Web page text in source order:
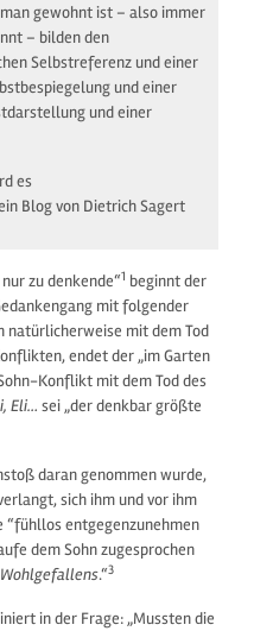
gewohnt ist – also immer
– bilden den
Selbstreferenz und einer
und einer
und einer
es
Blog von Dietrich Sagert
zu denkende“1 beginnt der
mit folgender
natürlicherweise mit dem Tod
endet der „im Garten
Konflikt mit dem Tod des
Eli… sei „der denkbar größte
daran genommen wurde,
sich ihm und vor ihm
“fühllos entgegenzunehmen
dem Sohn zugesprochen
.“3
in der Frage: „Mussten die